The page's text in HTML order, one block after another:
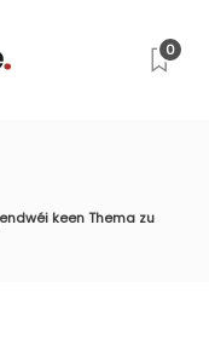
0
keen Thema zu